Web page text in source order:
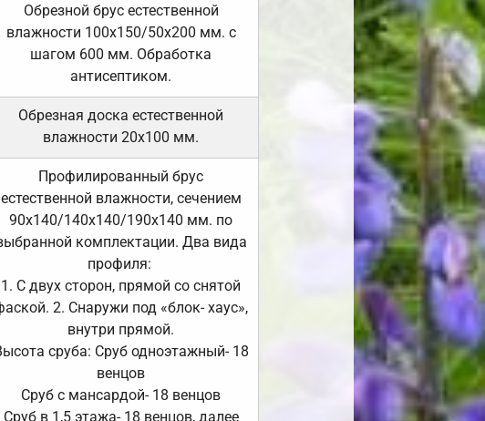
Обрезной брус естественной
влажности 100х150/50х200 мм. с
шагом 600 мм. Обработка
антисептиком.
Обрезная доска естественной
влажности 20х100 мм.
Профилированный брус
естественной влажности, сечением
90х140/140х140/190х140 мм. по
комплектации. Два вида
профиля:
1. С двух сторон, прямой со снятой
2. Снаружи под «блок- хаус»,
внутри прямой.
сруба: Сруб одноэтажный- 18
венцов
Сруб с мансардой- 18 венцов
Сруб в 1,5 этажа- 18 венцов, далее